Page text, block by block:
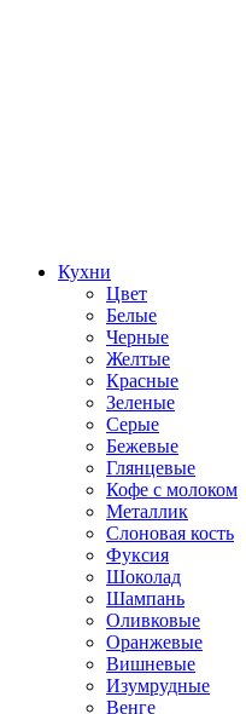
Кухни
Цвет
Белые
Черные
Желтые
Красные
Зеленые
Серые
Бежевые
Глянцевые
Кофе с молоком
Металлик
Слоновая кость
Фуксия
Шоколад
Шампань
Оливковые
Оранжевые
Вишневые
Изумрудные
Венге